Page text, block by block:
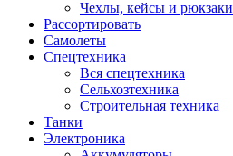
Чехлы, кейсы и рюкзаки
Рассортировать
Самолеты
Спецтехника
Вся спецтехника
Сельхозтехника
Строительная техника
Танки
Электроника